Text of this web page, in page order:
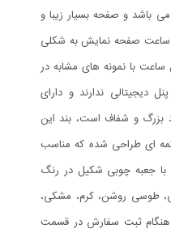
باشد و صفحه بسیار زیبا و
ساعت صفحه نمایش به شکلی
ساعت با نمونه های مشابه در
دیجیتالی ندارند و دارای
بزرگ و شفاف است، بند این
ای طراحی شده که مناسب
جعبه چوبی شکیل در رنگ
طوسی روشن، کرم، مشکی،
ثبت سفارش در قسمت